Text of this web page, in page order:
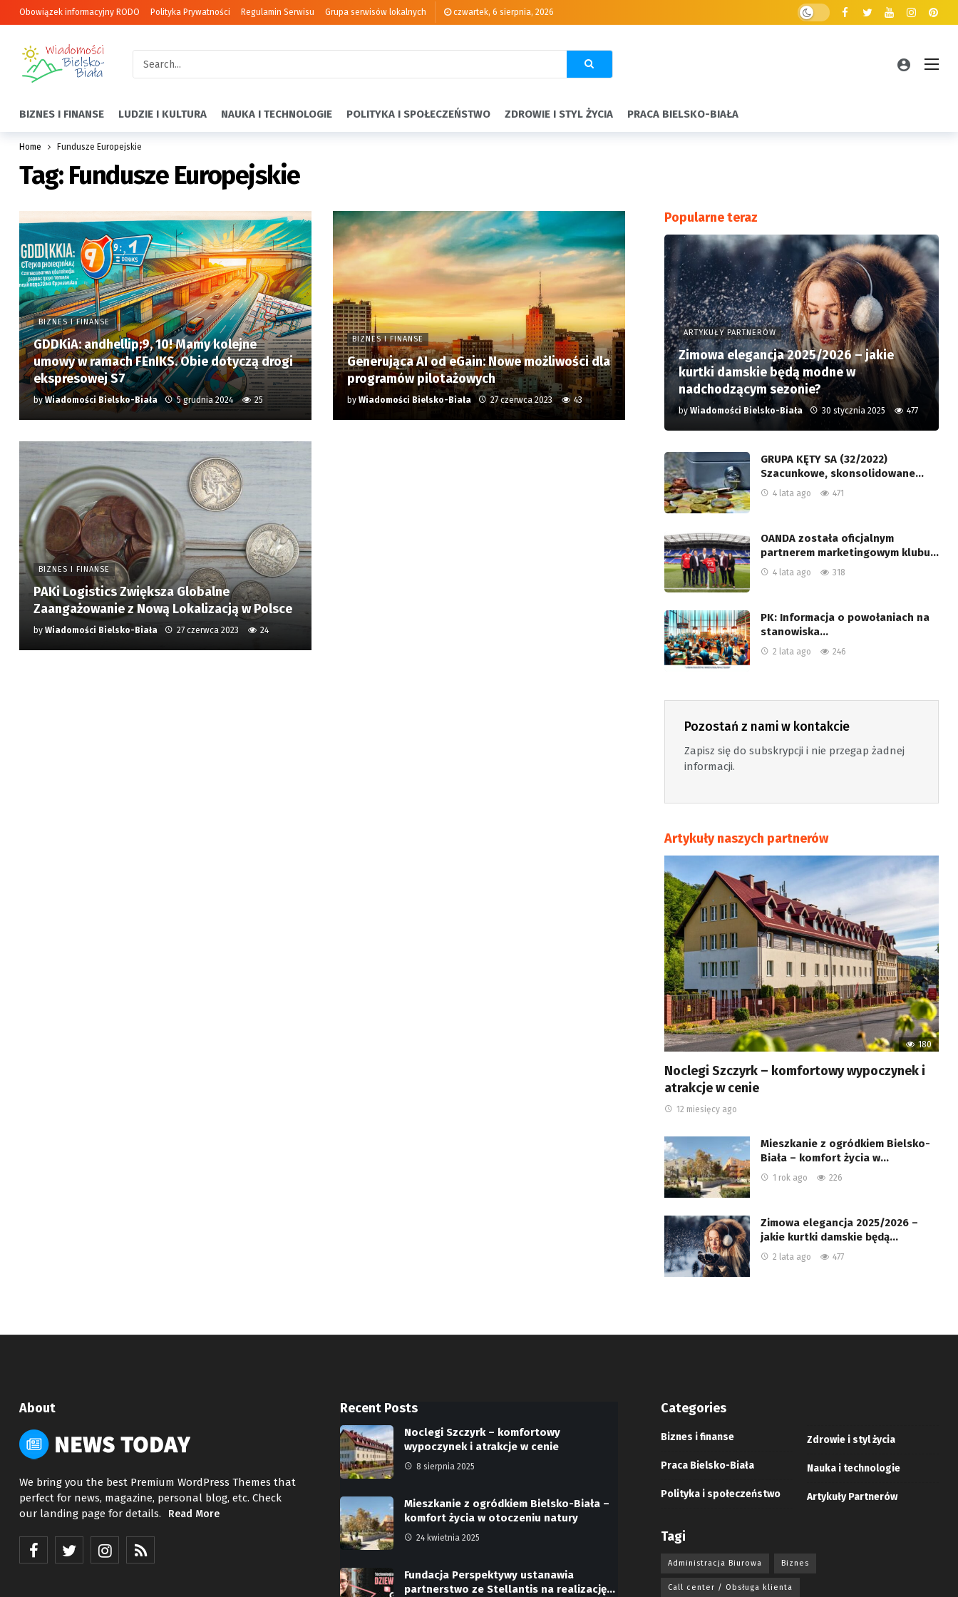
Obowiązek informacyjny RODO Polityka Prywatności Regulamin Serwisu Grupa serwisów lokalnych czwartek, 6 sierpnia, 2026
BIZNES I FINANSE LUDZIE I KULTURA NAUKA I TECHNOLOGIE POLITYKA I SPOŁECZEŃSTWO ZDROWIE I STYL ŻYCIA PRACA BIELSKO-BIAŁA
Home Fundusze Europejskie
Tag: Fundusze Europejskie
BIZNES I FINANSE
GDDKiA: andhellip;9, 10! Mamy kolejne
umowy w ramach FEnIKS. Obie dotyczą drogi
ekspresowej S7
byWiadomości Bielsko-Biała 5 grudnia 2024 25
BIZNES I FINANSE
Generująca AI od eGain: Nowe możliwości dla
programów pilotażowych
by Wiadomości Bielsko-Biała 27 czerwca 2023 43
BIZNES I FINANSE
PAKi Logistics Zwiększa Globalne
Zaangażowanie z Nową Lokalizacją w Polsce
by Wiadomości Bielsko-Biała 27 czerwca 2023 24
Popularne teraz
ARTYKUŁY PARTNERÓW
Zimowa elegancja 2025/2026 – jakie
kurtki damskie będą modne w
nadchodzącym sezonie?
byWiadomości Bielsko-Biała 30 stycznia 2025 477
GRUPA KĘTY SA (32/2022)
Szacunkowe, skonsolidowane…
4 lata ago 471
OANDA została oficjalnym
partnerem marketingowym klubu…
4 lata ago 318
PK: Informacja o powołaniach na
stanowiska…
2 lata ago 246
Pozostań z nami w kontakcie
Zapisz się do subskrypcji i nie przegap żadnej
informacji.
Artykuły naszych partnerów
180
Noclegi Szczyrk – komfortowy wypoczynek i
atrakcje w cenie
12 miesięcy ago
Mieszkanie z ogródkiem Bielsko-
Biała – komfort życia w…
1 rok ago 226
Zimowa elegancja 2025/2026 –
jakie kurtki damskie będą…
2 lata ago 477
About
We bring you the best Premium WordPress Themes that
perfect for news, magazine, personal blog, etc. Check
our landing page for details.
Read More
Recent Posts
Noclegi Szczyrk – komfortowy
wypoczynek i atrakcje w cenie
8 sierpnia 2025
Mieszkanie z ogródkiem Bielsko-Biała –
komfort życia w otoczeniu natury
24 kwietnia 2025
Fundacja Perspektywy ustanawia
partnerstwo ze Stellantis na realizację…
Categories
Biznes i finanse
Praca Bielsko-Biała
Polityka i społeczeństwo
Zdrowie i styl życia
Nauka i technologie
Artykuły Partnerów
Tagi
Administracja Biurowa Biznes
Call center / Obsługa klienta